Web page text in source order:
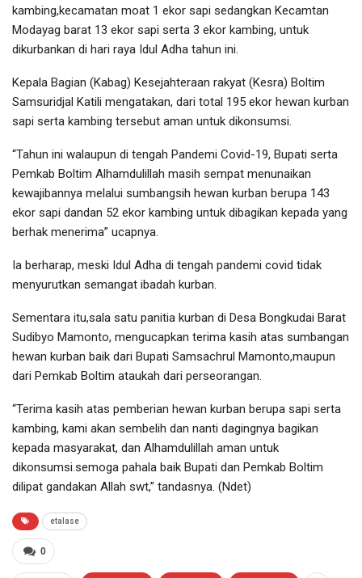
kambing,kecamatan moat 1 ekor sapi sedangkan Kecamtan
Modayag barat 13 ekor sapi serta 3 ekor kambing, untuk
dikurbankan di hari raya Idul Adha tahun ini.
Kepala Bagian (Kabag) Kesejahteraan rakyat (Kesra) Boltim
Samsuridjal Katili mengatakan, dari total 195 ekor hewan kurban
sapi serta kambing tersebut aman untuk dikonsumsi.
“Tahun ini walaupun di tengah Pandemi Covid-19, Bupati serta
Pemkab Boltim Alhamdulillah masih sempat menunaikan
kewajibannya melalui sumbangsih hewan kurban berupa 143
ekor sapi dandan 52 ekor kambing untuk dibagikan kepada yang
berhak menerima” ucapnya.
Ia berharap, meski Idul Adha di tengah pandemi covid tidak
menyurutkan semangat ibadah kurban.
Sementara itu,sala satu panitia kurban di Desa Bongkudai Barat
Sudibyo Mamonto, mengucapkan terima kasih atas sumbangan
hewan kurban baik dari Bupati Samsachrul Mamonto,maupun
dari Pemkab Boltim ataukah dari perseorangan.
“Terima kasih atas pemberian hewan kurban berupa sapi serta
kambing, kami akan sembelih dan nanti dagingnya bagikan
kepada masyarakat, dan Alhamdulillah aman untuk
dikonsumsi.semoga pahala baik Bupati dan Pemkab Boltim
dilipat gandakan Allah swt,” tandasnya. (Ndet)
etalase
0